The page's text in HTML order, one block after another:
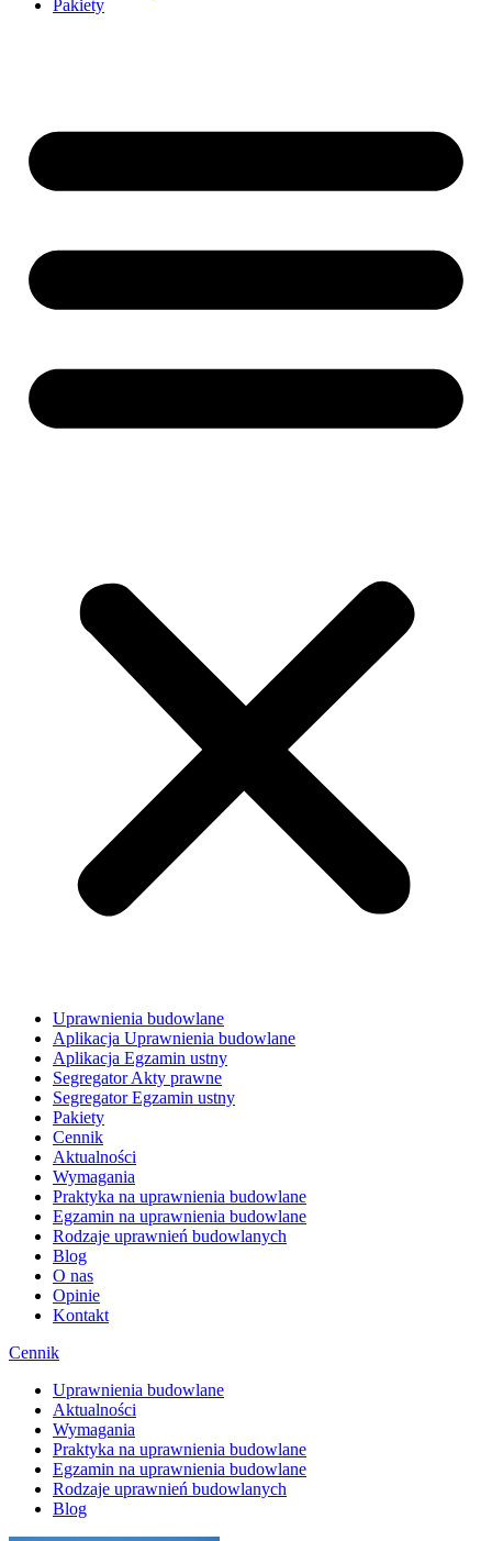
Pakiety
Uprawnienia budowlane
Aplikacja Uprawnienia budowlane
Aplikacja Egzamin ustny
Segregator Akty prawne
Segregator Egzamin ustny
Pakiety
Cennik
Aktualności
Wymagania
Praktyka na uprawnienia budowlane
Egzamin na uprawnienia budowlane
Rodzaje uprawnień budowlanych
Blog
O nas
Opinie
Kontakt
Cennik
Uprawnienia budowlane
Aktualności
Wymagania
Praktyka na uprawnienia budowlane
Egzamin na uprawnienia budowlane
Rodzaje uprawnień budowlanych
Blog